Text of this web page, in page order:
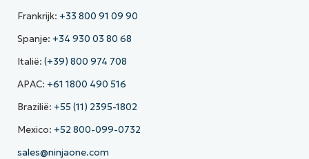
Frankrijk: +33 800 91 09 90
Spanje: +34 930 03 80 68
Italië: (+39) 800 974 708
APAC: +61 1800 490 516
Brazilië: +55 (11) 2395-1802
Mexico: +52 800-099-0732
sales@ninjaone.com